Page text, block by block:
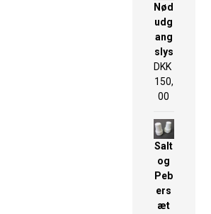
Nød
udg
ang
slys
DKK
150,
00
Salt
og
Peb
ers
æt